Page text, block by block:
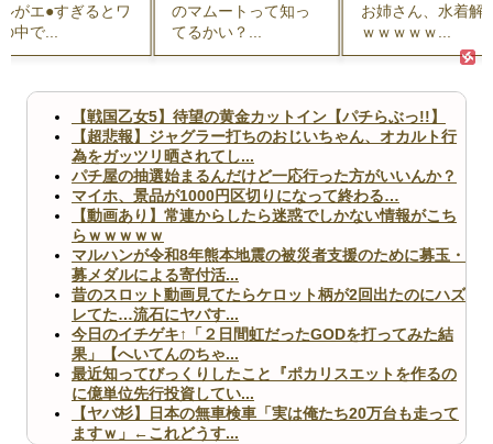
がエ●すぎるとワ
中で...
のマムートって知っ
てるかい？...
お姉さん、水着解
ｗｗｗｗｗ...
【戦国乙女5】待望の黄金カットイン【パチらぶっ!!】
【超悲報】ジャグラー打ちのおじいちゃん、オカルト行
為をガッツリ晒されてし...
パチ屋の抽選始まるんだけど一応行った方がいいんか？
マイホ、景品が1000円区切りになって終わる…
【動画あり】常連からしたら迷惑でしかない情報がこち
らｗｗｗｗｗ
マルハンが令和8年熊本地震の被災者支援のために募玉・
募メダルによる寄付活...
昔のスロット動画見てたらケロット柄が2回出たのにハズ
レてた…流石にヤバす...
今日のイチゲキ↑「２日間虹だったGODを打ってみた結
果」【へいてんのちゃ...
最近知ってびっくりしたこと『ポカリスエットを作るの
に億単位先行投資してい...
【ヤバ杉】日本の無車検車「実は俺たち20万台も走って
ますｗ」←これどうす...